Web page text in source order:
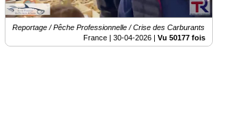
Reportage / Pêche Professionnelle / Crise des Carburants
France |30-04-2026 |Vu 50177 fois